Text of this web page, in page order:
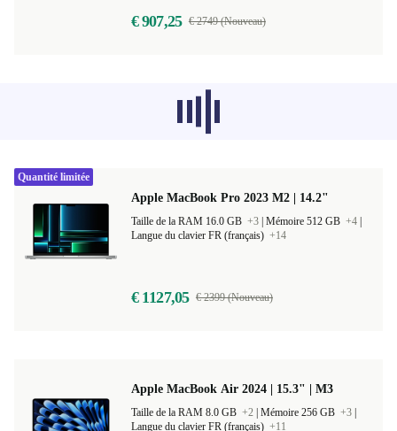
€ 907,25 € 2749 (Nouveau)
Les produits recommandés dans d'autres
catégories ne se chargent pas pour le
Apple MacBook Pro 2023 M2 | 14.2"
Quantité limitée
Apple MacBook Air 2024 | 15.3" | M3